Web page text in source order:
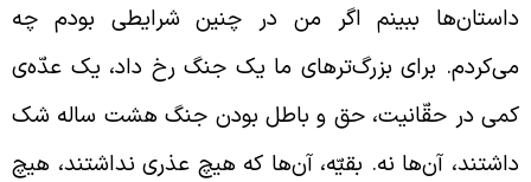
ببینم اگر من در چنین شرایطی بودم چه
برای بزرگ‌ترهای ما یک جنگ رخ داد، یک عدّه‌ی
در حقّانیت، حق و باطل بودن جنگ هشت ساله شک
آن‌ها نه. بقیّه‌، آن‌ها که هیچ عذری نداشتند، هیچ